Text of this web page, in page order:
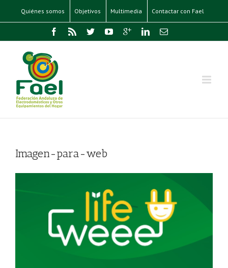
Quiénes somos Objetivos Multimedia Contactar con Fael
Imagen-para-web